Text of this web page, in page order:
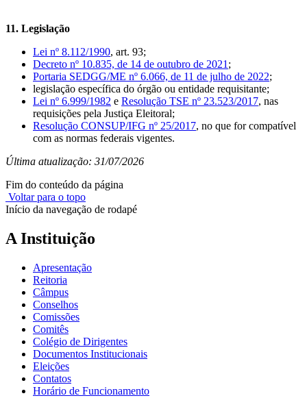
11. Legislação
Lei nº 8.112/1990, art. 93;
Decreto nº 10.835, de 14 de outubro de 2021;
Portaria SEDGG/ME nº 6.066, de 11 de julho de 2022;
legislação específica do órgão ou entidade requisitante;
Lei nº 6.999/1982 e Resolução TSE nº 23.523/2017, nas
requisições pela Justiça Eleitoral;
Resolução CONSUP/IFG nº 25/2017, no que for compatível
com as normas federais vigentes.
Última atualização: 31/07/2026
Fim do conteúdo da página
Voltar para o topo
Início da navegação de rodapé
A Instituição
Apresentação
Reitoria
Câmpus
Conselhos
Comissões
Comitês
Colégio de Dirigentes
Documentos Institucionais
Eleições
Contatos
Horário de Funcionamento